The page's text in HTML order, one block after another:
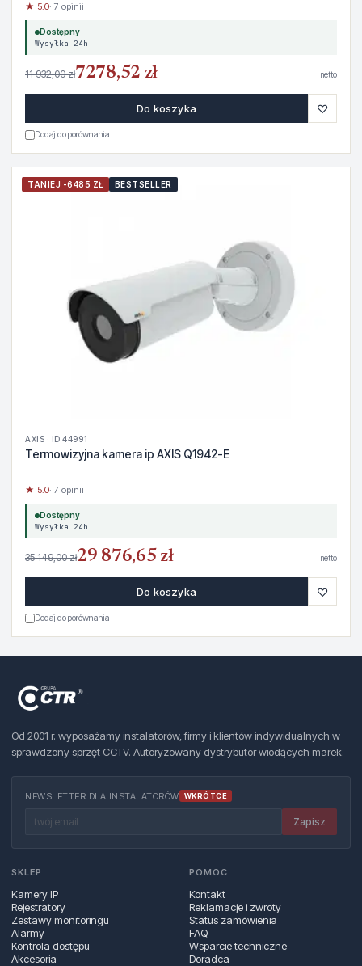
★ 5.0· 7 opinii
Dostępny
Wysyłka 24h
11 932,00 zł7278,52 zł netto
Do koszyka ♡
Dodaj do porównania
TANIEJ -6485 ZŁ BESTSELLER
AXIS · ID 44991
Termowizyjna kamera ip AXIS Q1942-E
★ 5.0· 7 opinii
Dostępny
Wysyłka 24h
35 149,00 zł29 876,65 zł netto
Do koszyka ♡
Dodaj do porównania
Od 2001 r. wyposażamy instalatorów, firmy i klientów indywidualnych w
sprawdzony sprzęt CCTV. Autoryzowany dystrybutor wiodących marek.
NEWSLETTER DLA INSTALATORÓW WKRÓTCE
Zapisz
SKLEP
Kamery IP
Rejestratory
Zestawy monitoringu
Alarmy
Kontrola dostępu
Akcesoria
POMOC
Kontakt
Reklamacje i zwroty
Status zamówienia
FAQ
Wsparcie techniczne
Doradca